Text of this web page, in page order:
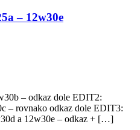
– 12w30e
– odkaz dole EDIT2:
– rovnako odkaz dole EDIT3:
a 12w30e – odkaz + […]